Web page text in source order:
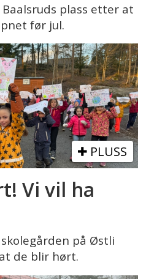
plass etter at
før jul.
PLUSS
Vi vil ha
på Østli
de blir hørt.